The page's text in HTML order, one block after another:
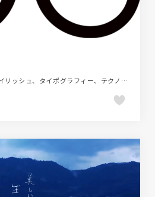
コーポレートサイト、スタイリッシュ、タイポグラフィー、テクノロジー・サイエンス、ホワイト系、大きめ写真